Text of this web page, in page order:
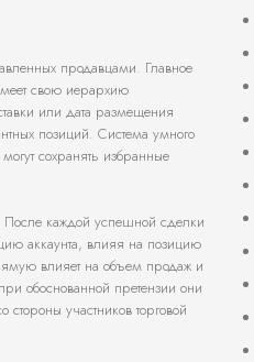
продавцами. Главное
свою иерархию
или дата размещения
позиций. Система умного
сохранять избранные
После каждой успешной сделки
аккаунта, влияя на позицию
влияет на объем продаж и
обоснованной претензии они
участников торговой